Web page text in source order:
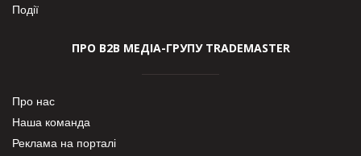
Події
ПРО В2В МЕДІА-ГРУПУ TRADEMASTER
Про нас
Наша команда
Реклама на порталі